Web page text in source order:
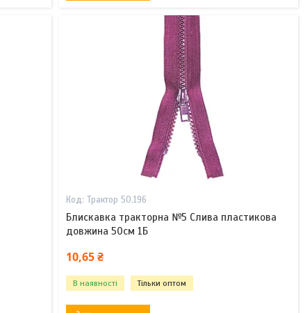
Трактор 50.196
Блискавка тракторна №5 Слива пластикова
довжина 50см 1Б
10,65 ₴
В наявності Тільки оптом